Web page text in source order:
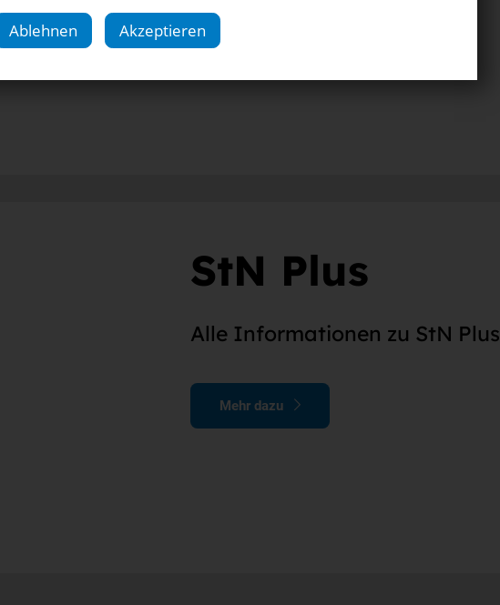
StN Plus
Alle Informationen zu StN Plus
Mehr dazu
Ablehnen Akzeptieren